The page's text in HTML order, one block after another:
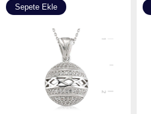
Sepete Ekle